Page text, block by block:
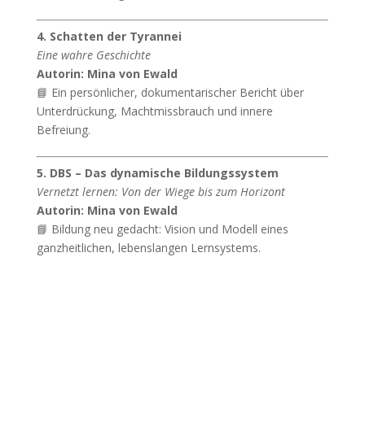
4. Schatten der Tyrannei
Eine wahre Geschichte
Autorin: Mina von Ewald
📘 Ein persönlicher, dokumentarischer Bericht über
Unterdrückung, Machtmissbrauch und innere
Befreiung.
5. DBS – Das dynamische Bildungssystem
Vernetzt lernen: Von der Wiege bis zum Horizont
Autorin: Mina von Ewald
📘 Bildung neu gedacht: Vision und Modell eines
ganzheitlichen, lebenslangen Lernsystems.